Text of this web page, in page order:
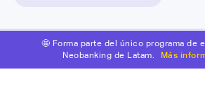
🤩 Forma parte del único programa de
Neobanking de Latam.
Más